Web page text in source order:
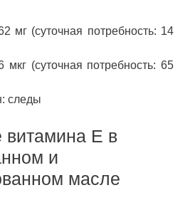
мг (суточная потребность: 14
мкг (суточная потребность: 65
следы
E в
и
масле